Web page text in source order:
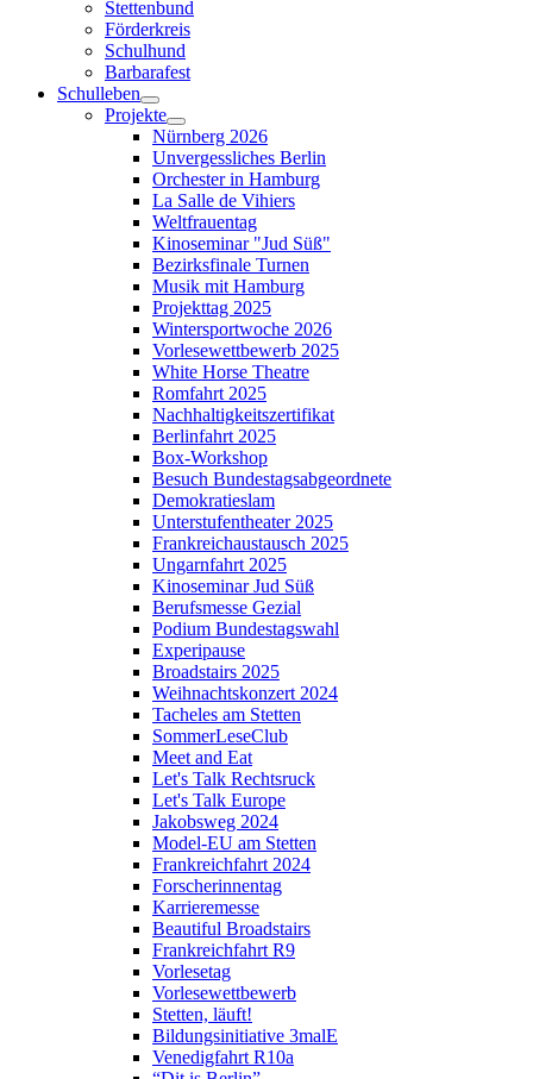
Stettenbund
Förderkreis
Schulhund
Barbarafest
Schulleben
Projekte
Nürnberg 2026
Unvergessliches Berlin
Orchester in Hamburg
La Salle de Vihiers
Weltfrauentag
Kinoseminar "Jud Süß"
Bezirksfinale Turnen
Musik mit Hamburg
Projekttag 2025
Wintersportwoche 2026
Vorlesewettbewerb 2025
White Horse Theatre
Romfahrt 2025
Nachhaltigkeitszertifikat
Berlinfahrt 2025
Box-Workshop
Besuch Bundestagsabgeordnete
Demokratieslam
Unterstufentheater 2025
Frankreichaustausch 2025
Ungarnfahrt 2025
Kinoseminar Jud Süß
Berufsmesse Gezial
Podium Bundestagswahl
Experipause
Broadstairs 2025
Weihnachtskonzert 2024
Tacheles am Stetten
SommerLeseClub
Meet and Eat
Let's Talk Rechtsruck
Let's Talk Europe
Jakobsweg 2024
Model-EU am Stetten
Frankreichfahrt 2024
Forscherinnentag
Karrieremesse
Beautiful Broadstairs
Frankreichfahrt R9
Vorlesetag
Vorlesewettbewerb
Stetten, läuft!
Bildungsinitiative 3malE
Venedigfahrt R10a